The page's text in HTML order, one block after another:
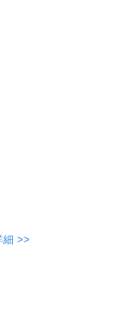
細 >>